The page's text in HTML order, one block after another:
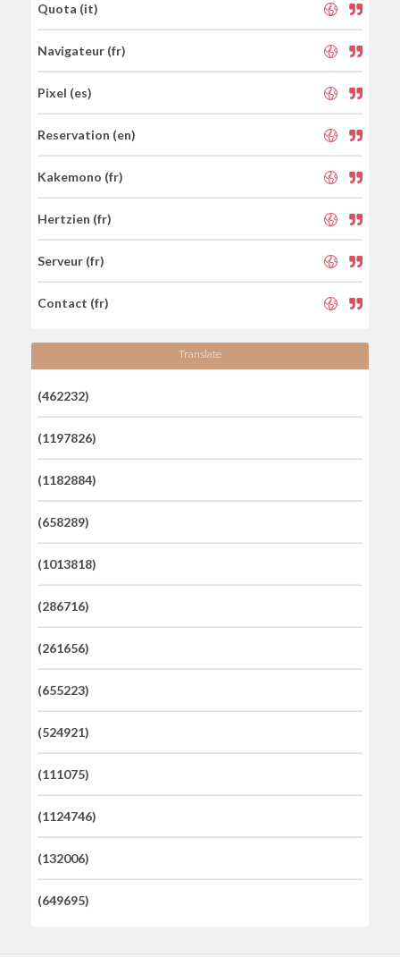
Quota (it)
Navigateur (fr)
Pixel (es)
Reservation (en)
Kakemono (fr)
Hertzien (fr)
Serveur (fr)
Contact (fr)
Translate
(462232)
(1197826)
(1182884)
(658289)
(1013818)
(286716)
(261656)
(655223)
(524921)
(111075)
(1124746)
(132006)
(649695)